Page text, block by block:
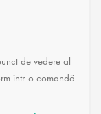
de vedere al
într-o comandă